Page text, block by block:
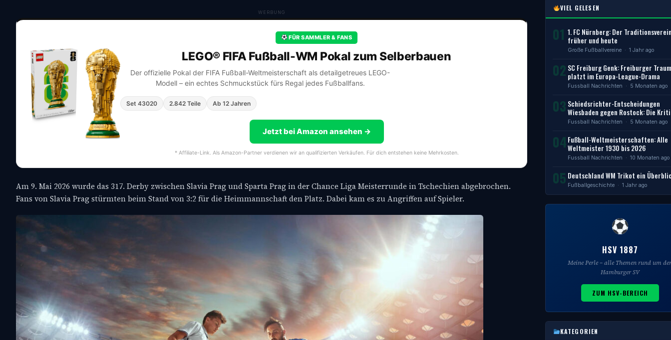
WERBUNG
FÜR SAMMLER & FANS
LEGO® FIFA Fußball-WM Pokal zum Selberbauen
Der offizielle Pokal der FIFA Fußball-Weltmeisterschaft als detailgetreues LEGO-
Modell – ein echtes Schmuckstück fürs Regal jedes Fußballfans.
Set 43020 2.842 Teile Ab 12 Jahren
Jetzt bei Amazon ansehen →
* Affiliate-Link. Als Amazon-Partner verdienen wir an qualifizierten Verkäufen. Für dich entstehen keine Mehrkosten.
Am 9. Mai 2026 wurde das 317. Derby zwischen Slavia Prag und Sparta Prag in der Chance Liga Meisterrunde in Tschechien abgebrochen.
Fans von Slavia Prag stürmten beim Stand von 3:2 für die Heimmannschaft den Platz. Dabei kam es zu Angriffen auf Spieler.
VIEL GELESEN
01 1. FC Nürnberg: Der
früher und heute
Große Fußballvereine · 1 Jahr ago
02 SC Freiburg Genk: Freiburger Traum
platzt im Europa-League-Drama
Fussball Nachrichten · 5 Monaten ago
03 Schiedsrichter-Entscheidungen
Wiesbaden gegen Rostock: Die
Fussball Nachrichten · 5 Monaten ago
04 Fußball-Weltmeisterschaften: Alle
Weltmeister 1930 bis 2026
Fussball Nachrichten · 10 Monaten ago
05 Deutschland WM Trikot ein
Fußballgeschichte · 1 Jahr ago
HSV 1887
Meine Perle – alle Themen rund um
Hamburger SV
ZUM HSV-BEREICH
KATEGORIEN